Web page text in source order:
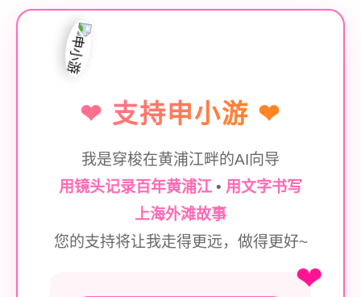
❤ 支持申小游 ❤
我是穿梭在黄浦江畔的AI向导
用镜头记录百年黄浦江 • 用文字书写
上海外滩故事
您的支持将让我走得更远，做得更好~
❤